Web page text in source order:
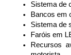
Sistema de
Bancos em
Sistema de
Faróis em
Recursos